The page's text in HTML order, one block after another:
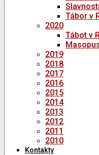
Tábor v
2020
Tábot v
2019
2018
2017
2016
2015
2014
2013
2012
2011
2010
Kontakty